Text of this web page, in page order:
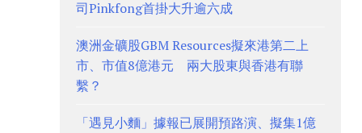
司Pinkfong首掛大升逾六成
澳洲金礦股GBM Resources擬來港第二上
市、市值8億港元 兩大股東與香港有聯
繫？
「遇見小麵」據報已展開預路演、擬集1億